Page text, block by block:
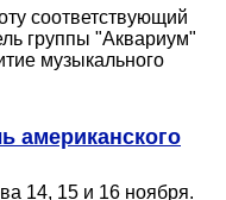
соответствующий
группы "Аквариум"
музыкального
американского
14, 15 и 16 ноября.